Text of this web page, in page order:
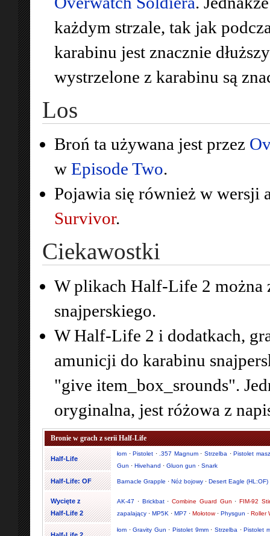
każdym strzale, tak jak
karabinu jest znacznie
wystrzelone z karabinu są
Los
Broń ta używana jest przez
w Episode Two.
Pojawia się również w wersji
Survivor.
Ciekawostki
W plikach Half-Life 2 można
snajperskiego.
W Half-Life 2 i dodatkach,
amunicji do karabinu
"give item_box_srounds".
oryginalna, jest różowa z
Bronie w grach z serii Half-Life
Half-Life
łom ·Pistolet · .357 Magnum·Strzelba ·Pistolet
Gun · Hivehand · Gluon gun · Snark
Half-Life: OF Barnacle Grapple · Nóż bojowy · Desert Eagle (HL:OF)
Wycięte z
Half-Life 2
AK-47 · Brickbat·Combine Guard Gun ·FIM-92
zapalający · MP5K · MP7 · Mołotow· Physgun · Roller
łom ·Gravity Gun ·Pistolet 9mm· Strzelba ·Pistolet